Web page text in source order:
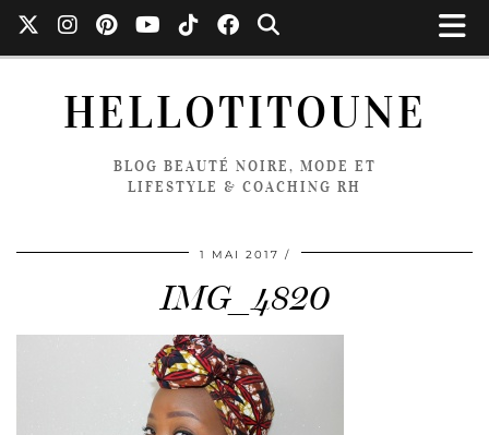
HELLOTITOUNE
BLOG BEAUTÉ NOIRE, MODE ET
LIFESTYLE & COACHING RH
1 MAI 2017
IMG_4820